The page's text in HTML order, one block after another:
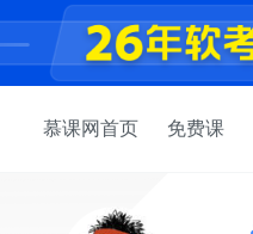
慕课网首页 免费课